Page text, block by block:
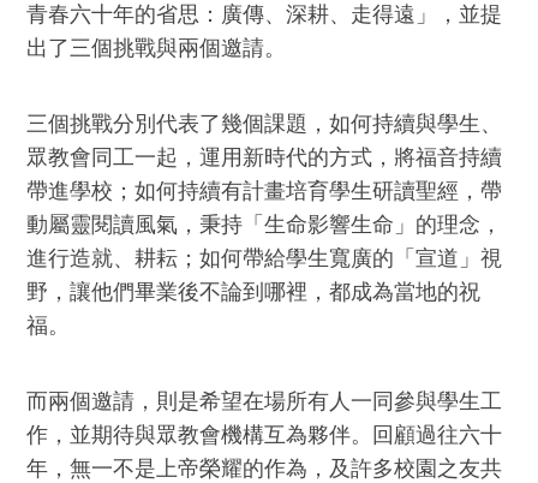
青春六十年的省思：廣傳、深耕、走得遠」，並提
出了三個挑戰與兩個邀請。
三個挑戰分別代表了幾個課題，如何持續與學生、
眾教會同工一起，運用新時代的方式，將福音持續
帶進學校；如何持續有計畫培育學生研讀聖經，帶
動屬靈閱讀風氣，秉持「生命影響生命」的理念，
進行造就、耕耘；如何帶給學生寬廣的「宣道」視
野，讓他們畢業後不論到哪裡，都成為當地的祝
福。
而兩個邀請，則是希望在場所有人一同參與學生工
作，並期待與眾教會機構互為夥伴。回顧過往六十
年，無一不是上帝榮耀的作為，及許多校園之友共